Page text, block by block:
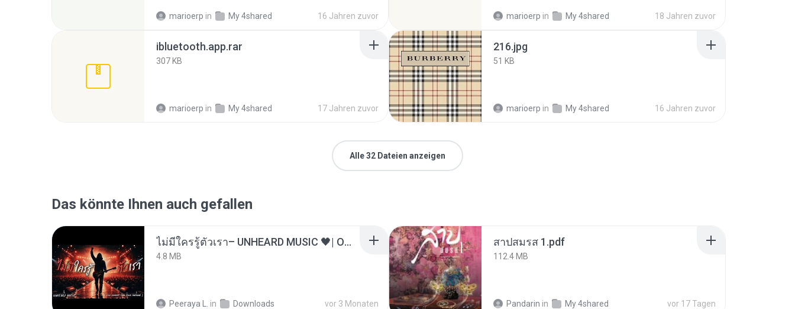
marioerp in My 4shared 16 Jahren zuvor marioerp in My 4shared 18 Jahren zuvor
ibluetooth.app.rar
307 KB
marioerp in My 4shared 17 Jahren zuvor
216.jpg
51 KB
marioerp in My 4shared 16 Jahren zuvor
Alle 32 Dateien anzeigen
Das könnte Ihnen auch gefallen
ไม่มีใครรู้ตัวเรา– UNHEARD MUSIC 🖤| Official Lyric Video | เพลงสู้ชีวิต
4.8 MB
Peeraya L. in Downloads vor 3 Monaten
สาปสมรส 1.pdf
112.4 MB
Pandarin in My 4shared vor 17 Tagen